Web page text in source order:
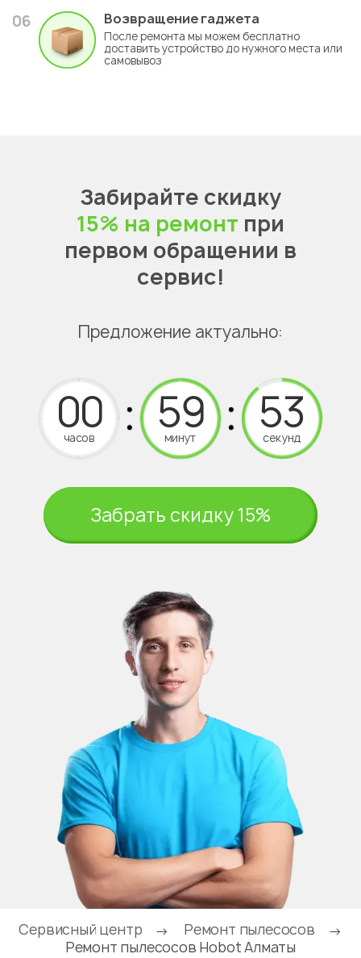
06 Возвращение гаджета
После ремонта мы можем бесплатно
доставить устройство до нужного места или
самовывоз
Забирайте скидку
15% на ремонт при
первом обращении в
сервис!
Предложение актуально:
часов минут секунд
Забрать скидку 15%
Сервисный центр → Ремонт пылесосов
→
Ремонт пылесосов Hobot Алматы